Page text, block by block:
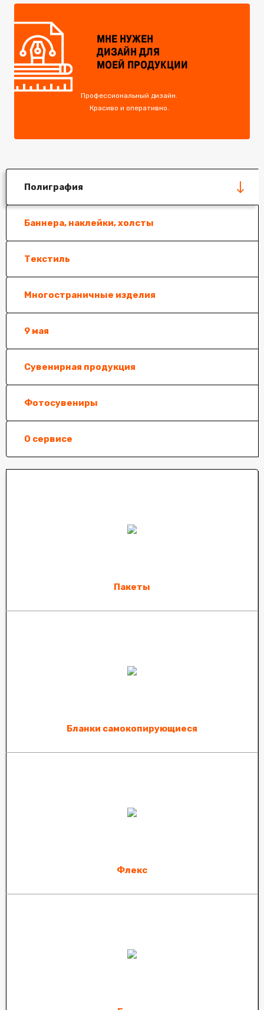
МНЕ НУЖЕН
ДИЗАЙН ДЛЯ
МОЕЙ ПРОДУКЦИИ
Профессиональный дизайн.
Красиво и оперативно.
Полиграфия
Баннера, наклейки, холсты
Текстиль
Многостраничные изделия
9 мая
Сувенирная продукция
Фотосувениры
О сервисе
Пакеты
Бланки самокопирующиеся
Флекс